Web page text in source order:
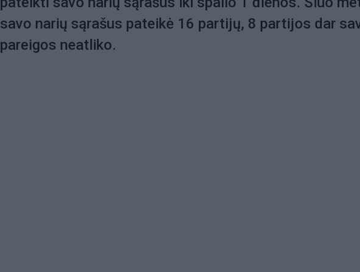
savo narių sąrašus pateikė 16 partijų, 8 partijos dar
pareigos neatliko.